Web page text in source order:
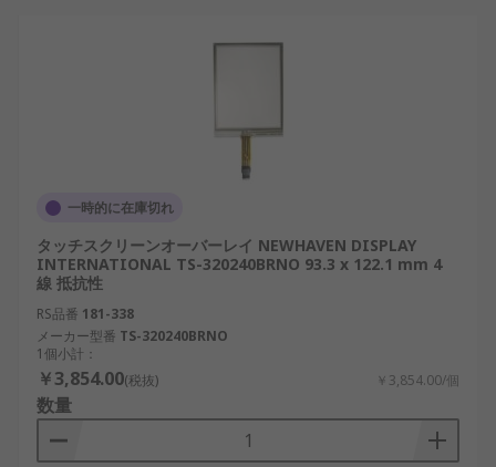
一時的に在庫切れ
タッチスクリーンオーバーレイ NEWHAVEN DISPLAY
INTERNATIONAL TS-320240BRNO 93.3 x 122.1 mm 4
線 抵抗性
RS品番 181-338
メーカー型番 TS-320240BRNO
1個小計：
￥3,854.00(税抜) ￥3,854.00/個
数量